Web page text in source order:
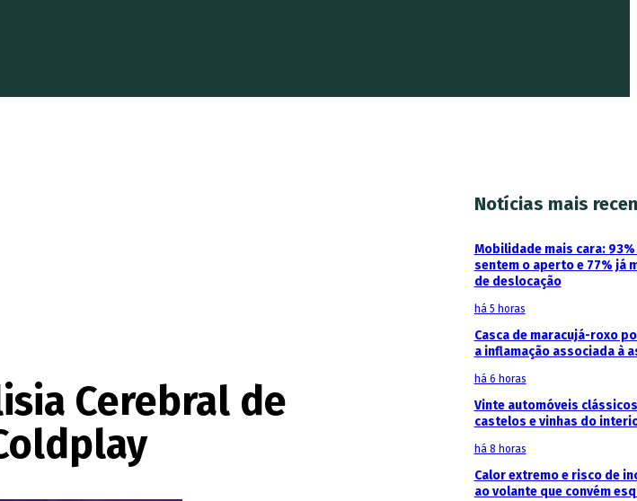
Cerebral de
Notícias mais
Mobilidade mais cara:
sentem o aperto e 77% já
de deslocação
há 5 horas
Casca de maracujá-roxo
a inflamação associada à
há 6 horas
Vinte automóveis
castelos e vinhas do
há 8 horas
Calor extremo e risco de
ao volante que convém